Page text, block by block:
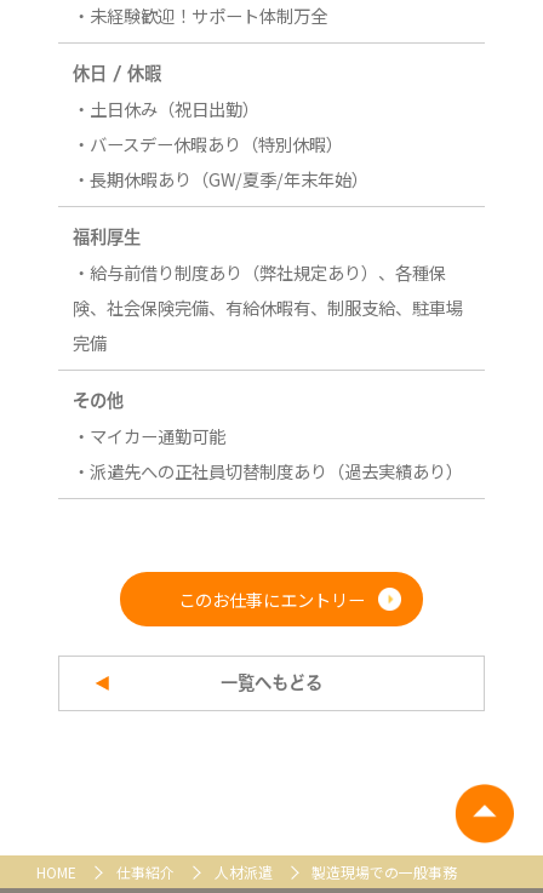
・未経験歓迎！サポート体制万全
休日 / 休暇
・土日休み（祝日出勤）
・バースデー休暇あり（特別休暇）
・長期休暇あり（GW/夏季/年末年始）
福利厚生
・給与前借り制度あり（弊社規定あり）、各種保
険、社会保険完備、有給休暇有、制服支給、駐車場
完備
その他
・マイカー通勤可能
・派遣先への正社員切替制度あり（過去実績あり）
このお仕事にエントリー
一覧へもどる
HOME 仕事紹介 人材派遣 製造現場での一般事務